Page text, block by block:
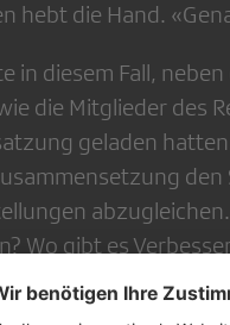
hebt die Hand.
in diesem Fall,
die Mitglieder des
geladen
Wo gibt es
in Bezug auf